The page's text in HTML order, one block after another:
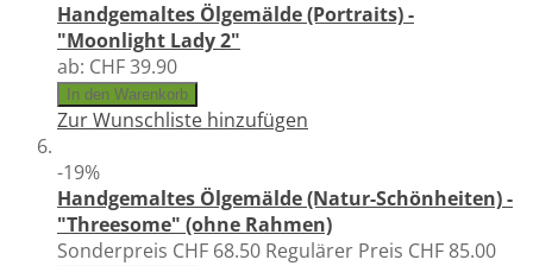
Handgemaltes Ölgemälde (Portraits) -
"Moonlight Lady 2"
ab: CHF 39.90
In den Warenkorb
Zur Wunschliste hinzufügen
-19%
Handgemaltes Ölgemälde (Natur-Schönheiten) -
"Threesome" (ohne Rahmen)
Sonderpreis CHF 68.50 Regulärer Preis CHF 85.00